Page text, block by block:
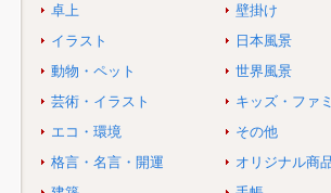
卓上
壁掛け
イラスト
日本風景
動物・ペット
世界風景
芸術・イラスト
キッズ・ファ
エコ・環境
その他
格言・名言・開運
オリジナル商